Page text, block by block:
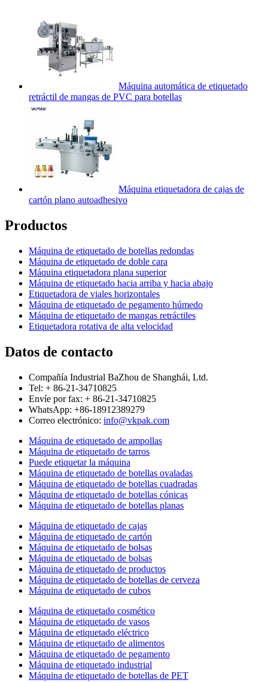
Máquina automática de etiquetado
retráctil de mangas de PVC para botellas
Máquina etiquetadora de cajas de
cartón plano autoadhesivo
Productos
Máquina de etiquetado de botellas redondas
Máquina de etiquetado de doble cara
Máquina etiquetadora plana superior
Máquina de etiquetado hacia arriba y hacia abajo
Etiquetadora de viales horizontales
Máquina de etiquetado de pegamento húmedo
Máquina de etiquetado de mangas retráctiles
Etiquetadora rotativa de alta velocidad
Datos de contacto
Compañía Industrial BaZhou de Shanghái, Ltd.
Tel: + 86-21-34710825
Envíe por fax: + 86-21-34710825
WhatsApp: +86-18912389279
Correo electrónico: info@vkpak.com
Máquina de etiquetado de ampollas
Máquina de etiquetado de tarros
Puede etiquetar la máquina
Máquina de etiquetado de botellas ovaladas
Máquina de etiquetado de botellas cuadradas
Máquina de etiquetado de botellas cónicas
Máquina de etiquetado de botellas planas
Máquina de etiquetado de cajas
Máquina de etiquetado de cartón
Máquina de etiquetado de bolsas
Máquina de etiquetado de bolsas
Máquina de etiquetado de productos
Máquina de etiquetado de botellas de cerveza
Máquina de etiquetado de cubos
Máquina de etiquetado cosmético
Máquina de etiquetado de vasos
Máquina de etiquetado eléctrico
Máquina de etiquetado de alimentos
Máquina de etiquetado de pegamento
Máquina de etiquetado industrial
Máquina de etiquetado de botellas de PET